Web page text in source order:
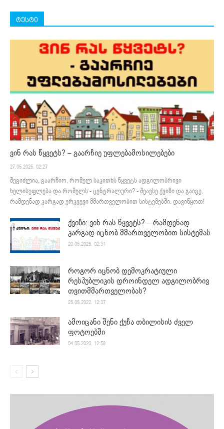
ტესტი
ვინ რას წყვეტს? – გაარჩიე უფლებამოსილებები
27.05.2025. 02:27
შეგიძლია, გაარჩიო, რომელ საკითხს წყვეტს ადგილობრივი
ხელისუფლება და რომელს - ცენტრალური? - შეავსე ქვიზი და გაიგე,
რამდენად კარგად ერკვევი მმართველობით სისტემებში. დავიწყოთ!
ქვიზი: ვინ რას წყვეტს? – რამდენად
კარგად იცნობ მმართველობით სისტემას
20.05.2025. 02:31
როგორ იცნობ დემოკრატიული
რესპუბლიკის დროინდელ ადგილობრივ
თვითმმართველობას?
25.05.2022. 12:37
ამოიცანი შენი ქუჩა თბილისის ძველ
ფოტოებში
04.05.2020. 12:58